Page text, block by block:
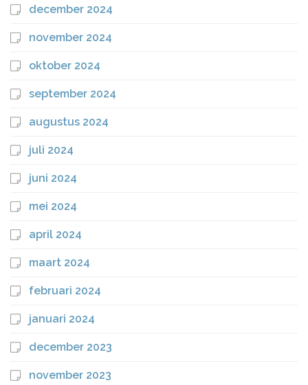
december 2024
november 2024
oktober 2024
september 2024
augustus 2024
juli 2024
juni 2024
mei 2024
april 2024
maart 2024
februari 2024
januari 2024
december 2023
november 2023